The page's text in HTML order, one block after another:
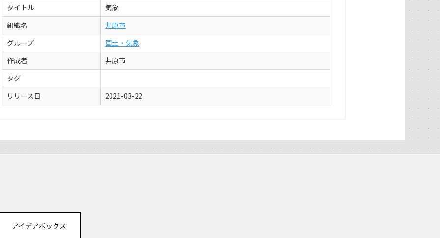
タイトル
気象
組織名
井原市
グループ
国土・気象
作成者
井原市
タグ
リリース日
2021-03-22
アイデアボックス